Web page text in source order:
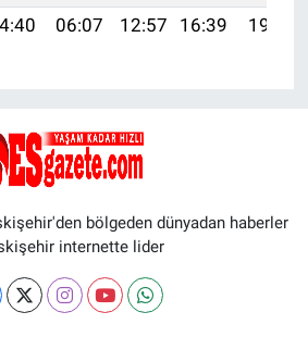
06:07 12:57 16:39 19:38
bölgeden dünyadan haberler
internette lider